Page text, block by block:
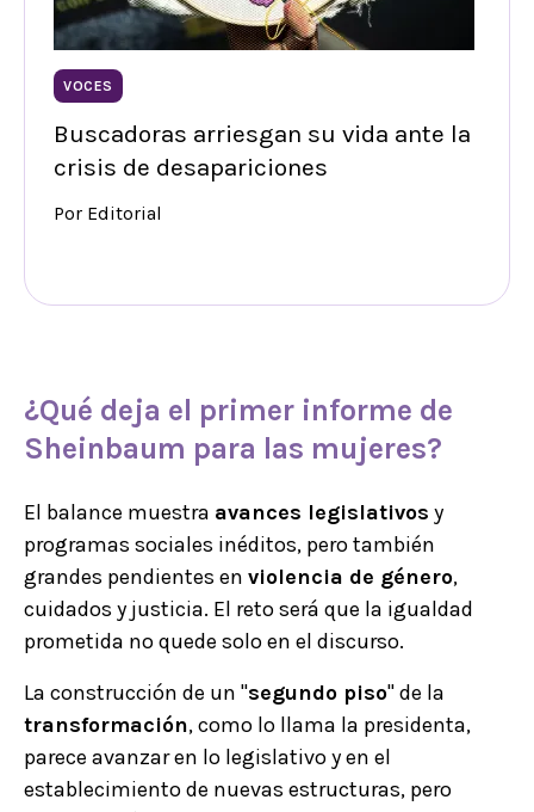
VOCES
Buscadoras arriesgan su vida ante la
crisis de desapariciones
Por Editorial
¿Qué deja el primer informe de
Sheinbaum para las mujeres?
El balance muestra avances legislativos y
programas sociales inéditos, pero también
grandes pendientes en violencia de género,
cuidados y justicia. El reto será que la igualdad
prometida no quede solo en el discurso.
La construcción de un "segundo piso" de la
transformación, como lo llama la presidenta,
parece avanzar en lo legislativo y en el
establecimiento de nuevas estructuras, pero